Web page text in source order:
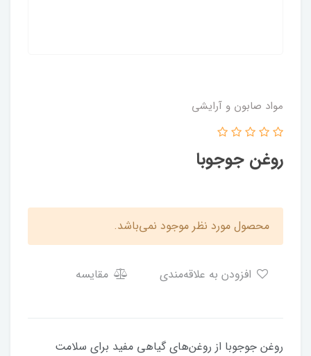
مواد صابون و آرایشی
روغن جوجوبا
محصول مورد نظر موجود نمی‌باشد.
مقایسه
روغن جوجوبا از روغن‌های گیاهی مفید برای سلامت